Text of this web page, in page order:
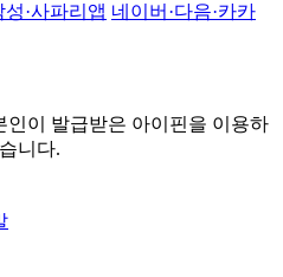
성·사파리앱 네이버·다음·카카
인이 발급받은 아이핀을 이용하
니다.